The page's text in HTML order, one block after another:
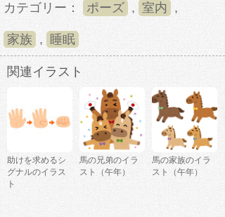
カテゴリー： ポーズ , 室内 ,
家族 , 睡眠
関連イラスト
助けを求めるシ
グナルのイラス
ト
馬の兄弟のイラ
スト（午年）
馬の家族のイラ
スト（午年）